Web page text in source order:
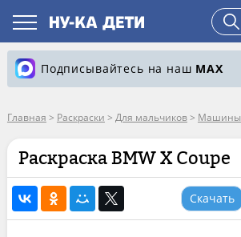
Подписывайтесь на наш MAX
Главная > Раскраски > Для мальчиков> Машины
Раскраска BMW X Coupe
Скачать